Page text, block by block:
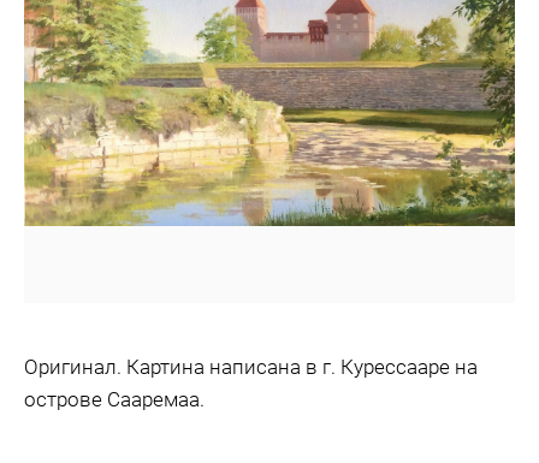
Оригинал. Картина написана в г. Курессааре на
острове Сааремаа.